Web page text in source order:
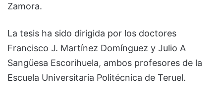
Zamora.
La tesis ha sido dirigida por los doctores
Francisco J. Martínez Domínguez y Julio A
Sangüesa Escorihuela, ambos profesores de la
Escuela Universitaria Politécnica de Teruel.